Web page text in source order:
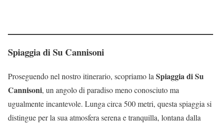
Spiaggia di Su Cannisoni
Proseguendo nel nostro itinerario, scopriamo la Spiaggia di Su
Cannisoni, un angolo di paradiso meno conosciuto ma
ugualmente incantevole. Lunga circa 500 metri, questa spiaggia si
distingue per la sua atmosfera serena e tranquilla, lontana dalla